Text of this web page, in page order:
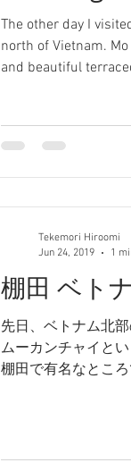
The other day I
north of Vietnam.
and beautiful
棚田 ベト
先日、ベトナム北
ムーカンチャイと
棚田で有名なとこ
Tekemori Hiroomi
Jun 24, 2019
1